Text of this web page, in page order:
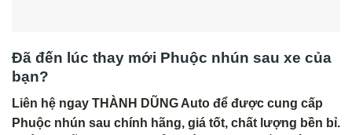
Đã đến lúc thay mới Phuộc nhún sau xe của
bạn?
Liên hệ ngay THÀNH DŨNG Auto để được cung cấp
Phuộc nhún sau chính hãng, giá tốt, chất lượng bền bỉ.